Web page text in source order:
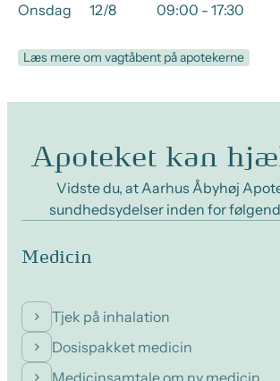
Onsdag
12/8 09:00 - 17:30
Læs mere om vagtåbent på apotekerne
Apoteket kan
Vidste du, at Aarhus Åbyhøj
sundhedsydelser inden for
Medicin
Tjek på inhalation
Dosispakket medicin
Medicinsamtale om ny medicin